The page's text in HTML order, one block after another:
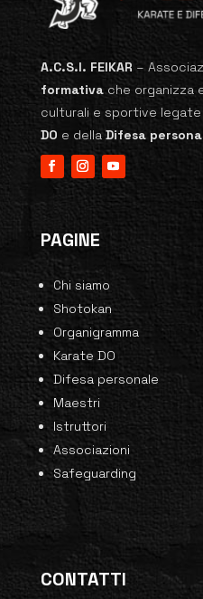
A.C.S.I. FEIKAR –
formativache organizza
culturali e sportive legate
DO e dellaDifesa
PAGINE
Chi siamo
Shotokan
Organigramma
Karate DO
Difesa personale
Maestri
Istruttori
Associazioni
Safeguarding
CONTATTI